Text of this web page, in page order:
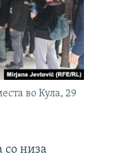
во Кула, 29
со низа